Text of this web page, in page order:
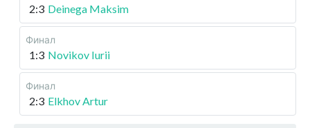
2:3 Deinega Maksim
Финал
1:3 Novikov Iurii
Финал
2:3 Elkhov Artur